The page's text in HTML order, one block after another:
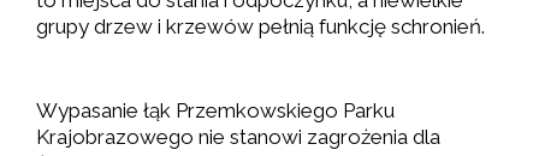
grupy drzew i krzewów pełnią funkcję schronień.
Wypasanie łąk Przemkowskiego Parku
Krajobrazowego nie stanowi zagrożenia dla